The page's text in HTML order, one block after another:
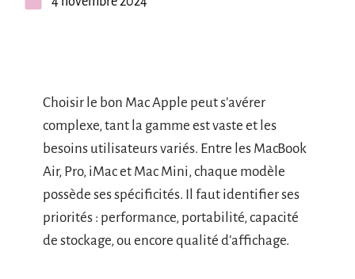
Choisir le bon Mac Apple peut s’avérer
complexe, tant la gamme est vaste et les
besoins utilisateurs variés. Entre les MacBook
Air, Pro, iMac et Mac Mini, chaque modèle
possède ses spécificités. Il faut identifier ses
priorités : performance, portabilité, capacité
de stockage, ou encore qualité d’affichage.